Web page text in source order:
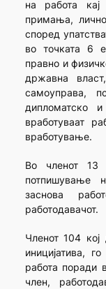
на работа кај
примања,
според
во точката 6
правно и
државна
самоуправа,
дипломатско
вработуваат
вработување.
Во членот 13
потпишување
заснова
работодавачот.
Членот 104
иницијатива,
работа поради
член,